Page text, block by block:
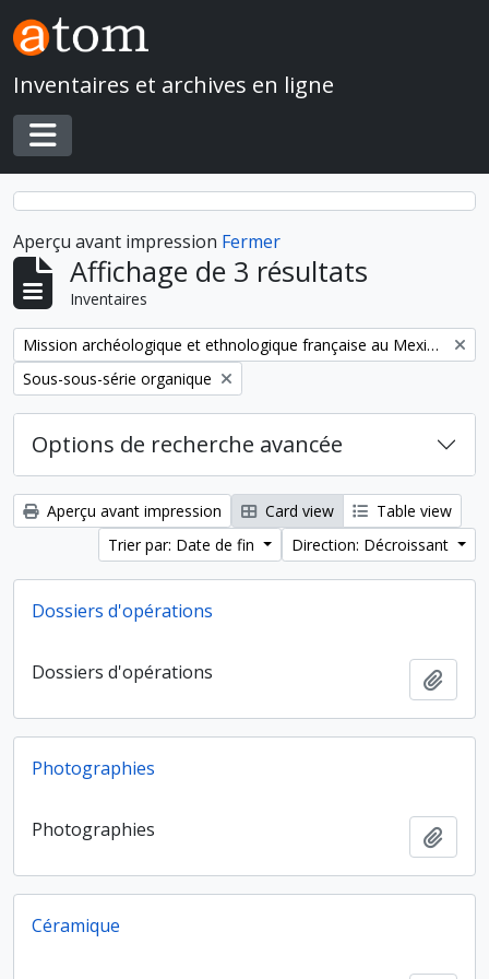
Skip to main content
Inventaires et archives en ligne
Toggle navigation
Aperçu avant impression Fermer
Affichage de 3 résultats
Inventaires
Remove filter:
Mission archéologique et ethnologique française au Mexique
Remove filter:
Sous-sous-série organique
Options de recherche avancée
Aperçu avant impression Card view
Table view
Trier par: Date de fin
Direction: Décroissant
Dossiers d'opérations
Dossiers d'opérations
Photographies
Photographies
Céramique